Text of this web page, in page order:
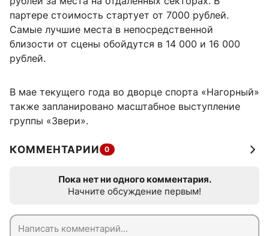
партере стоимость стартует от 7000 рублей.
Самые лучшие места в непосредственной
близости от сцены обойдутся в 14 000 и 16 000
рублей.
В мае текущего года во дворце спорта «Нагорный»
также запланировано масштабное выступление
группы «Звери».
КОММЕНТАРИИ 0
Пока нет ни одного комментария.
Начните обсуждение первым!